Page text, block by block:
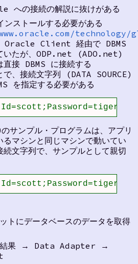
の接続の解説に抜けがある
ンストールする必要がある
Oracle Client 経由で DBMS
いたが、ODP.net (ADO.net)
直接 DBMS に接続する
で、接続文字列 (DATA SOURCE)
を指定する必要がある
サンプル・プログラムは、アプリ
るマシンと同じマシンで動いてい
続文字列で、サンプルとして親切
トにデータベースのデータを取得
結果 → Data Adapter →